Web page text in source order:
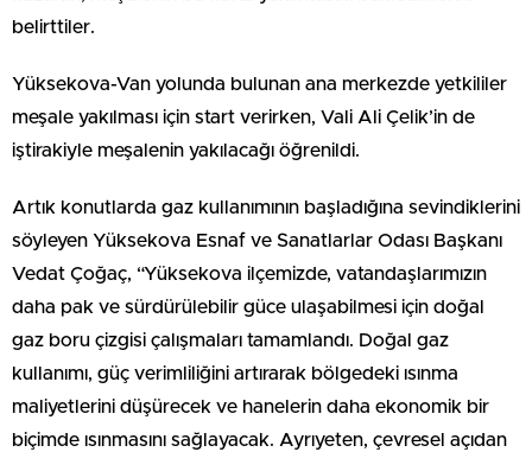
belirttiler.
Yüksekova-Van yolunda bulunan ana merkezde yetkililer
meşale yakılması için start verirken, Vali Ali Çelik’in de
iştirakiyle meşalenin yakılacağı öğrenildi.
Artık konutlarda gaz kullanımının başladığına sevindiklerini
söyleyen Yüksekova Esnaf ve Sanatlarlar Odası Başkanı
Vedat Çoğaç, “Yüksekova ilçemizde, vatandaşlarımızın
daha pak ve sürdürülebilir güce ulaşabilmesi için doğal
gaz boru çizgisi çalışmaları tamamlandı. Doğal gaz
kullanımı, güç verimliliğini artırarak bölgedeki ısınma
maliyetlerini düşürecek ve hanelerin daha ekonomik bir
biçimde ısınmasını sağlayacak. Ayrıyeten, çevresel açıdan